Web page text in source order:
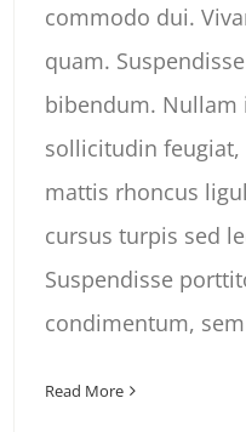
commodo dui.
quam.
bibendum.
sollicitudin
mattis rhoncus
cursus turpis sed
Suspendisse
condimentum,
Read More